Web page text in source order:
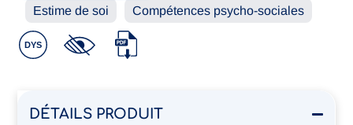
Fiche
-
La
malveillante
Compétences psycho-sociales
Estime de soi
DÉTAILS PRODUIT